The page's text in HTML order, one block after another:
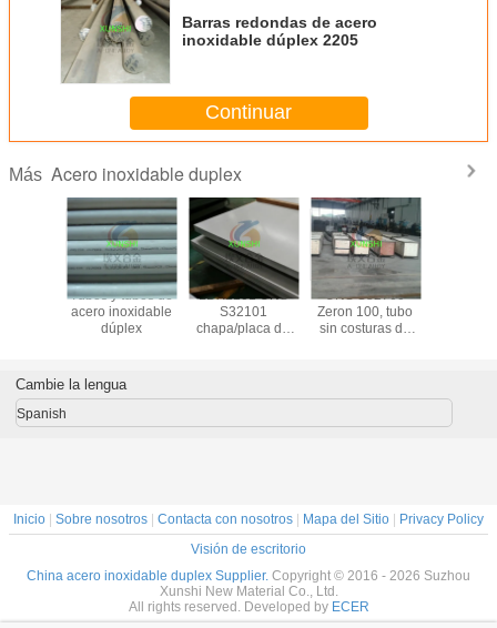
Barras redondas de acero
inoxidable dúplex 2205
Continuar
Más Acero inoxidable duplex
Tubos y tubos de
acero inoxidable
dúplex
LDX2101 UNS
S32101
chapa/placa de
UNS S32760
Zeron 100, tubo
sin costuras de
fábrica
Cambie la lengua
Spanish
Inicio | Sobre nosotros | Contacta con nosotros | Mapa del Sitio | Privacy Policy
Visión de escritorio
China acero inoxidable duplex Supplier. Copyright © 2016 - 2026 Suzhou
Xunshi New Material Co., Ltd.
All rights reserved. Developed by ECER